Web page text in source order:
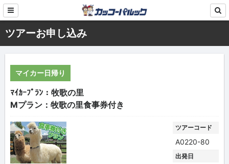
ツアーお申し込み
マイカー日帰り
ﾏｲｶｰﾌﾟﾗﾝ：牧歌の里
Mプラン：牧歌の里食事券付き
ツアーコード
A0220-80
出発日